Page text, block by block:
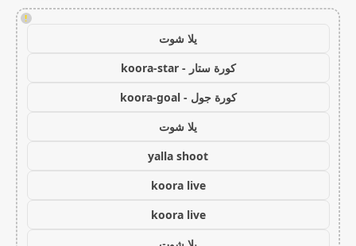
!
يلا شوت
كورة ستار - koora-star
كورة جول - koora-goal
يلا شوت
yalla shoot
koora live
koora live